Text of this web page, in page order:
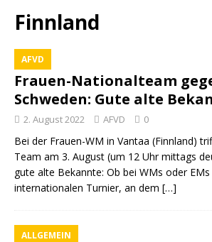
Finnland
AFVD
Frauen-Nationalteam
Schweden: Gute alte
2. August 2022 AFVD 0
Bei der Frauen-WM in Vantaa (Finnland)
Team am 3. August (um 12 Uhr mittags
gute alte Bekannte: Ob bei WMs oder
internationalen Turnier, an dem […]
ALLGEMEIN